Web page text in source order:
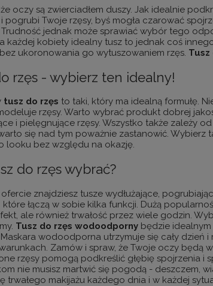
oczy są zwierciadłem duszy. Jak idealnie
pogrubi Twoje rzęsy, byś mogła czarować
Trudność jednak może sprawiać wybór tego
każdej kobiety idealny tusz to jednak coś
ukoronowania go wytuszowaniem rzęs. Tusz
rzęs - wybierz ten idealny!
tusz do rzęs to taki, który ma idealną formułę.
rzęsy. Warto wybrać produkt dobrej
i pielęgnujące rzęsy. Wszystko także zależy
się nad tym poważnie zastanowić.
looku bez względu na okazję.
do rzęs wybrać?
znajdziesz tusze wydłużające,
łączą w sobie kilka funkcji. Dużą
ale również trwałość przez wiele godzin.
Tusz do rzęs wodoodporny będzie
wodoodporna utrzymuje się cały dzień
Zamów i spraw, że Twoje oczy będą
rzęsy pomogą podkreślić głębię spojrzenia i
nie musisz martwić się pogodą - deszczem,
trwałego makijażu każdego dnia i w każdej